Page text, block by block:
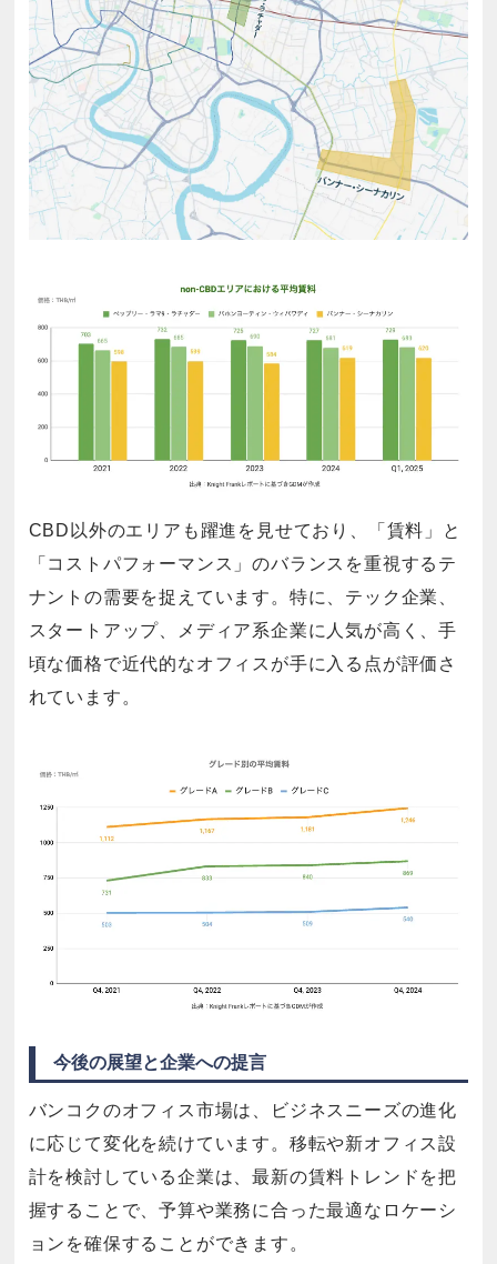
CBD以外のエリアも躍進を見せており、「賃料」と
「コストパフォーマンス」のバランスを重視するテ
ナントの需要を捉えています。特に、テック企業、
スタートアップ、メディア系企業に人気が高く、手
頃な価格で近代的なオフィスが手に入る点が評価さ
れています。
今後の展望と企業への提言
バンコクのオフィス市場は、ビジネスニーズの進化
に応じて変化を続けています。移転や新オフィス設
計を検討している企業は、最新の賃料トレンドを把
握することで、予算や業務に合った最適なロケーシ
ョンを確保することができます。